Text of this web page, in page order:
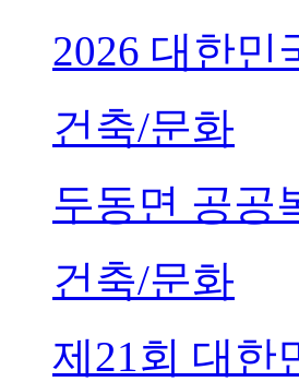
2026 대한민
건축/문화
두동면 공공
건축/문화
제21회 대한